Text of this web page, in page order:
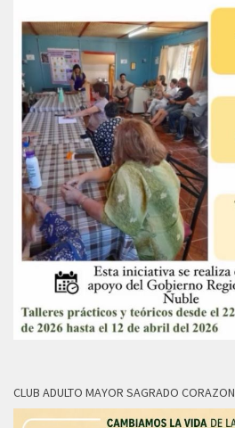
CLUB ADULTO MAYOR SAGRADO CORAZON